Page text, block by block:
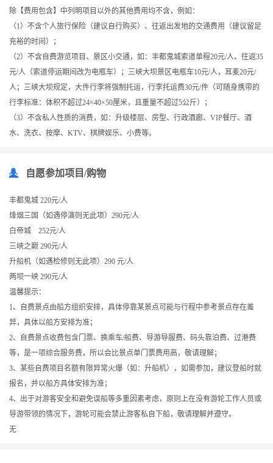
除【费用包含】中列明项目以外的其他费用均不含，例如：
（1）不含个人旅行保险（建议自行购买）、往返出发地的交通费用（建议留足
充裕的时间）；
（2）不含自费游览项目、景区小交通，如：丰都鬼城索道单程20元/人、往返35
元/人（索道停运期间改为电瓶车）；三峡大坝景区电瓶车10元/人，耳麦20元/
人；三峡大坝规定，大件行李将强制托运，行李托运费30元/件（可随身携带的
行李标准：体积不超过24×40×50厘米，且重量不超过5公斤）；
（3）不含私人性质的消费，如：升级楼层、房型、行政酒廊、VIP餐厅、酒
水、洗衣、按摩、KTV、棋牌娱乐、小费等。
自愿参加项目/购物
丰都鬼城 220元/人
烽烟三国（如遇停演则无此项）290元/人
白帝城 252元/人
三峡之巅 290元/人
升船机（如遇检修则无此项）290 元/人
两坝一峡 290元/人
温馨提示：
1、自费景点由船方组织安排，具体停靠某景点可能与行程中参考景点存在差
异，具体以船方安排为准；
2、自费景点收费包含门票、换乘车/船费、导游导服费、码头靠泊费、过港费
等，是一项综合服务费，所以会比景点单门票费用高，敬请理解；
3、某些自费项目名额有限异常火爆（如：升船机），如需参加，建议登船时就
报名，并以船方具体安排为准；
4、出于对游客安全和避免误船等多重因素考虑，原则上在没有游轮工作人员或
导游带领的情况下，游轮可能会禁止游客私自下船，敬请理解并遵守。
无